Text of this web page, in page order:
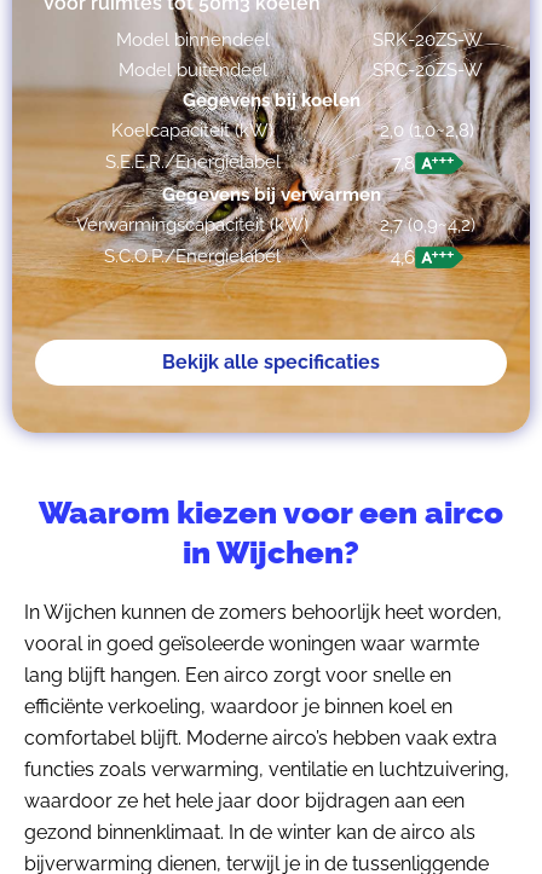
Model binnendeel
SRK-20ZS-W
Model buitendeel
SRC-20ZS-W
Gegevens bij koelen
Koelcapaciteit (kW)
2,0 (1,0~2,8)
S.E.E.R./Energielabel
7,8
Gegevens bij verwarmen
Verwarmingscapaciteit (kW)
2,7 (0,9~4,2)
S.C.O.P./Energielabel
4,6
Bekijk alle specificaties
Waarom kiezen voor een airco
in Wijchen?
In Wijchen kunnen de zomers behoorlijk heet worden,
vooral in goed geïsoleerde woningen waar warmte
lang blijft hangen. Een airco zorgt voor snelle en
efficiënte verkoeling, waardoor je binnen koel en
comfortabel blijft. Moderne airco’s hebben vaak extra
functies zoals verwarming, ventilatie en luchtzuivering,
waardoor ze het hele jaar door bijdragen aan een
gezond binnenklimaat. In de winter kan de airco als
bijverwarming dienen, terwijl je in de tussenliggende